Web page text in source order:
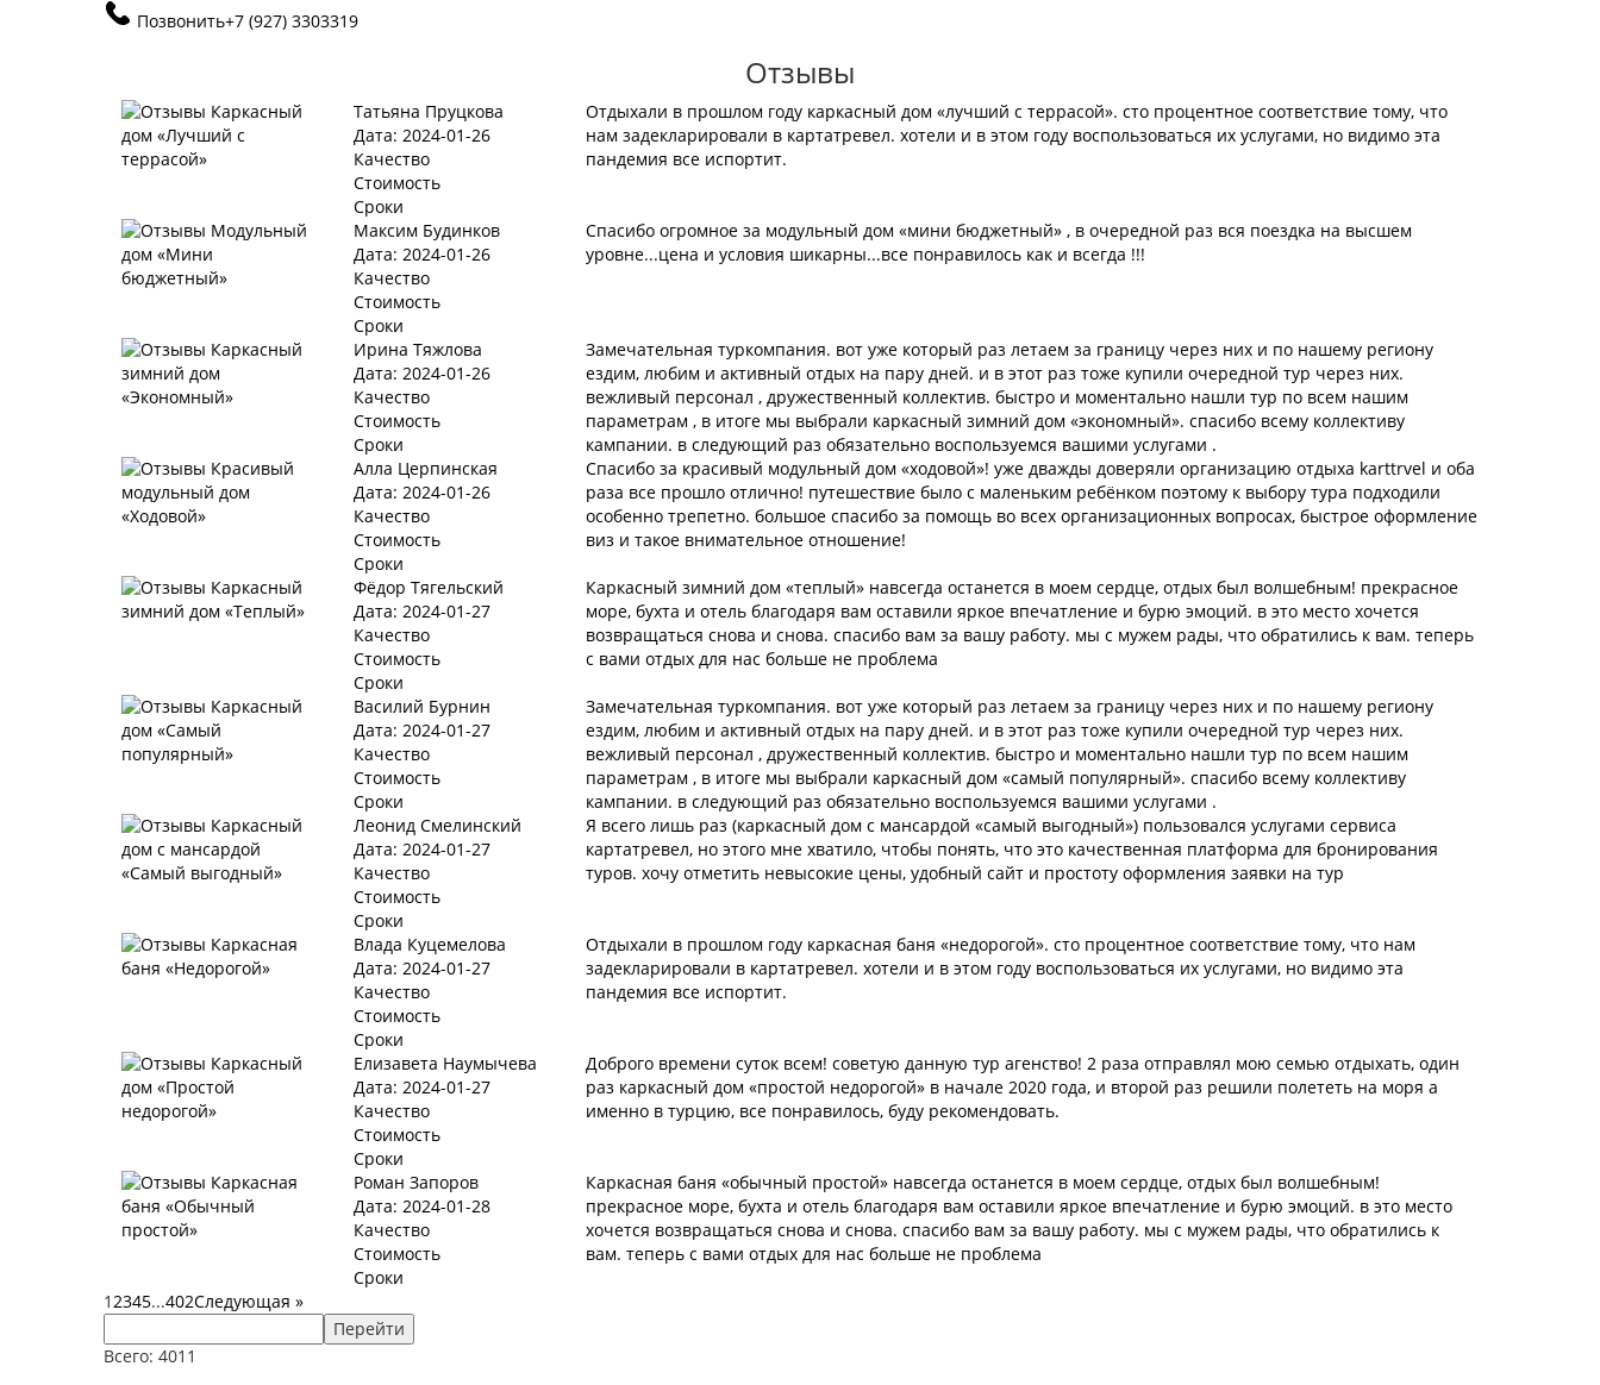
Позвонить+7 (927) 3303319
Отзывы
Татьяна Пруцкова
Дата: 2024-01-26
Качество
Стоимость
Сроки
Отдыхали в прошлом году каркасный дом «лучший с террасой». сто процентное соответствие тому, что
нам задекларировали в картатревел. хотели и в этом году воспользоваться их услугами, но видимо эта
пандемия все испортит.
Максим Будинков
Дата: 2024-01-26
Качество
Стоимость
Сроки
Спасибо огромное за модульный дом «мини бюджетный» , в очередной раз вся поездка на высшем
уровне...цена и условия шикарны...все понравилось как и всегда !!!
Ирина Тяжлова
Дата: 2024-01-26
Качество
Стоимость
Сроки
Замечательная туркомпания. вот уже который раз летаем за границу через них и по нашему региону
ездим, любим и активный отдых на пару дней. и в этот раз тоже купили очередной тур через них.
вежливый персонал , дружественный коллектив. быстро и моментально нашли тур по всем нашим
параметрам , в итоге мы выбрали каркасный зимний дом «экономный». спасибо всему коллективу
кампании. в следующий раз обязательно воспользуемся вашими услугами .
Алла Церпинская
Дата: 2024-01-26
Качество
Стоимость
Сроки
Спасибо за красивый модульный дом «ходовой»! уже дважды доверяли организацию отдыха karttrvel и оба
раза все прошло отлично! путешествие было с маленьким ребёнком поэтому к выбору тура подходили
особенно трепетно. большое спасибо за помощь во всех организационных вопросах, быстрое оформление
виз и такое внимательное отношение!
Фёдор Тягельский
Дата: 2024-01-27
Качество
Стоимость
Сроки
Каркасный зимний дом «теплый» навсегда останется в моем сердце, отдых был волшебным! прекрасное
море, бухта и отель благодаря вам оставили яркое впечатление и бурю эмоций. в это место хочется
возвращаться снова и снова. спасибо вам за вашу работу. мы с мужем рады, что обратились к вам. теперь
с вами отдых для нас больше не проблема
Василий Бурнин
Дата: 2024-01-27
Качество
Стоимость
Сроки
Замечательная туркомпания. вот уже который раз летаем за границу через них и по нашему региону
ездим, любим и активный отдых на пару дней. и в этот раз тоже купили очередной тур через них.
вежливый персонал , дружественный коллектив. быстро и моментально нашли тур по всем нашим
параметрам , в итоге мы выбрали каркасный дом «самый популярный». спасибо всему коллективу
кампании. в следующий раз обязательно воспользуемся вашими услугами .
Леонид Смелинский
Дата: 2024-01-27
Качество
Стоимость
Сроки
Я всего лишь раз (каркасный дом с мансардой «самый выгодный») пользовался услугами сервиса
картатревел, но этого мне хватило, чтобы понять, что это качественная платформа для бронирования
туров. хочу отметить невысокие цены, удобный сайт и простоту оформления заявки на тур
Влада Куцемелова
Дата: 2024-01-27
Качество
Стоимость
Сроки
Отдыхали в прошлом году каркасная баня «недорогой». сто процентное соответствие тому, что нам
задекларировали в картатревел. хотели и в этом году воспользоваться их услугами, но видимо эта
пандемия все испортит.
Елизавета Наумычева
Дата: 2024-01-27
Качество
Стоимость
Сроки
Доброго времени суток всем! советую данную тур агенство! 2 раза отправлял мою семью отдыхать, один
раз каркасный дом «простой недорогой» в начале 2020 года, и второй раз решили полететь на моря а
именно в турцию, все понравилось, буду рекомендовать.
Роман Запоров
Дата: 2024-01-28
Качество
Стоимость
Сроки
Каркасная баня «обычный простой» навсегда останется в моем сердце, отдых был волшебным!
прекрасное море, бухта и отель благодаря вам оставили яркое впечатление и бурю эмоций. в это место
хочется возвращаться снова и снова. спасибо вам за вашу работу. мы с мужем рады, что обратились к
вам. теперь с вами отдых для нас больше не проблема
12345...402Следующая »
Перейти
Всего: 4011